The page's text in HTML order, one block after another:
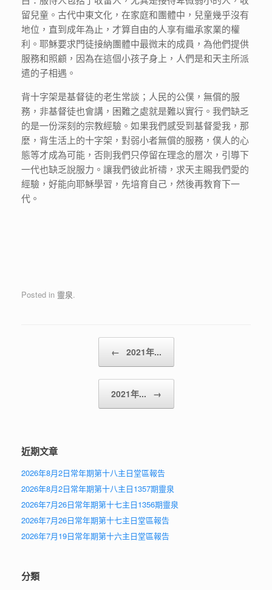
留兒童。古代中東文化，在家庭和團體中，兒童幾乎沒有
地位，直到成年為止，才算自由的人享有繼承家業的權
利。耶穌要求門徒接納團體中最微末的成員，為他們提供
服務和照顧，因為在這個小孩子身上，人們是和天主所派
遣的子相遇。
背十字架是基督徒的老生常談；人民的公僕，無償的服
務，非基督徒也會講，困難之處就是難以實行。我們缺乏
的是一份深刻的宗教經驗。如果我們感受到基督愛我，那
麼，背生活上的十字架，對弱小者無償的服務，僕人的心
態等才成為可能，否則我們只停留在理念的層次，引導下
一代也缺乏說服力。讓我們彼此祈禱，求天主賜我們愛的
經驗，好能向耶穌學習，先培育自己，然後再教育下一
代。
Posted in 靈泉.
Post navigation
← 2021年...
2021年... →
近期文章
2026年8月2日常年期第十八主日堂區報告
2026年8月2日常年期第十八主日1357期靈泉
2026年7月26日常年期第十七主日1356期靈泉
2026年7月26日常年期第十七主日堂區報告
2026年7月19日常年期第十六主日堂區報告
分類